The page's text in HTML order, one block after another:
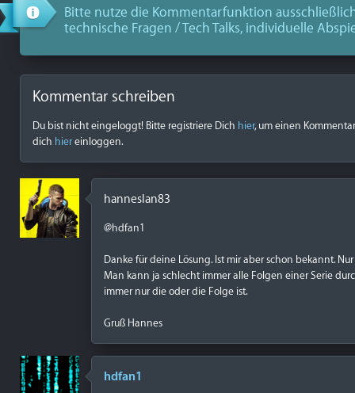
Bitte nutze die Kommentarfunktion
technische Fragen / Tech Talks, individuelle
Kommentar schreiben
Du bist nicht eingeloggt! Bitte registriere Dich hier, um einen
dich hiereinloggen.
hanneslan83
@hdfan1
Danke für deine Lösung. Ist mir aber schon bekannt.
Man kann ja schlecht immer alle Folgen einer Serie
immer nur die oder die Folge ist.
Gruß Hannes
hdfan1